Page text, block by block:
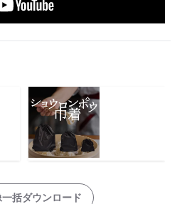
括ダウンロード